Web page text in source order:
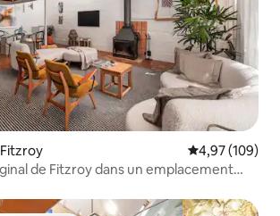
Évaluation
4,97 (109)
de Fitzroy dans un emplacement